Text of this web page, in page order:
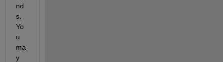
nd
s.
Yo
u
ma
y